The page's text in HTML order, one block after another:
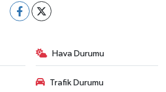
Hava Durumu
Trafik Durumu